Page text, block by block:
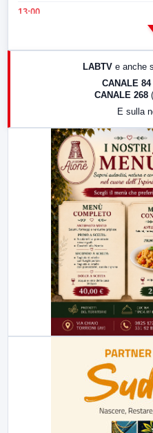
13:00
LABTV e anche
CANALE 84
CANALE 268
E sulla